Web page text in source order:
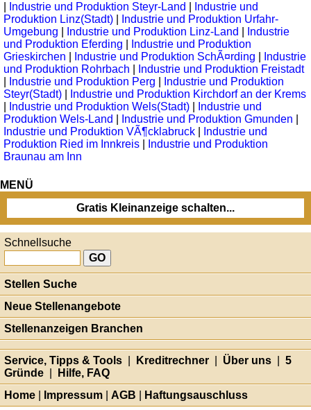
Industrie und Produktion Steyr-Land
Industrie und
Produktion Linz(Stadt)
Industrie und Produktion Urfahr-
Umgebung
Industrie und Produktion Linz-Land
Industrie
und Produktion Eferding
Industrie und Produktion
Grieskirchen
Industrie und Produktion SchÃ¤rding
Industrie
und Produktion Rohrbach
Industrie und Produktion Freistadt
Industrie und Produktion Perg
Industrie und Produktion
Steyr(Stadt)
Industrie und Produktion Kirchdorf an der Krems
Industrie und Produktion Wels(Stadt)
Industrie und
Produktion Wels-Land
Industrie und Produktion Gmunden
Industrie und Produktion VÃ¶cklabruck
Industrie und
Produktion Ried im Innkreis
Industrie und Produktion
Braunau am Inn
MENÜ
Gratis Kleinanzeige schalten...
Schnellsuche
Stellen Suche
Neue Stellenangebote
Stellenanzeigen Branchen
Service, Tipps & Tools Kreditrechner Über uns
5
Gründe
Hilfe, FAQ
Home
Impressum AGB Haftungsauschluss